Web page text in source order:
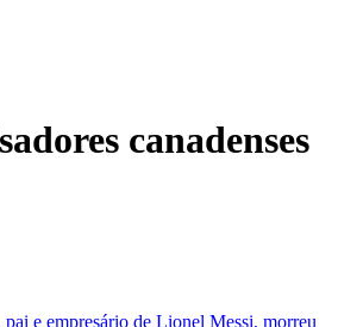
canadenses
e empresário de Lionel Messi, morreu